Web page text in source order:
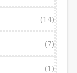
(14)
(7)
(1)